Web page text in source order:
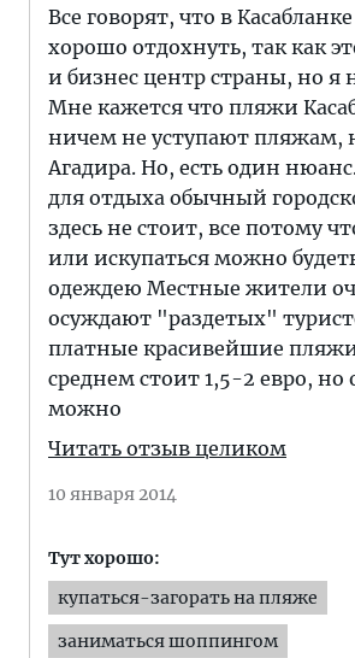
Все говорят, что в
хорошо отдохнуть, так как
и бизнес центр страны, но я
Мне кажется что пляжи
ничем не уступают пляжам,
Агадира. Но, есть один
для отдыха обычный
здесь не стоит, все потому
или искупаться можно
одеждею Местные жители
осуждают "раздетых"
платные красивейшие
среднем стоит 1,5-2 евро, но
можно
Читать отзыв целиком
10 января 2014
Тут хорошо:
купаться-загорать на пляже
заниматься шоппингом